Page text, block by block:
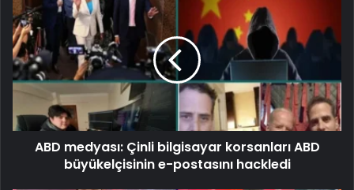
ABD medyası: Çinli bilgisayar korsanları ABD
büyükelçisinin e-postasını hackledi